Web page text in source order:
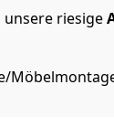
riesige